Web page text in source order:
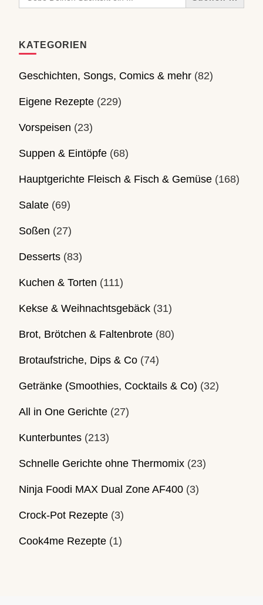
for:
KATEGORIEN
Geschichten, Songs, Comics & mehr (82)
Eigene Rezepte (229)
Vorspeisen (23)
Suppen & Eintöpfe (68)
Hauptgerichte Fleisch & Fisch & Gemüse (168)
Salate (69)
Soßen (27)
Desserts (83)
Kuchen & Torten (111)
Kekse & Weihnachtsgebäck (31)
Brot, Brötchen & Faltenbrote (80)
Brotaufstriche, Dips & Co (74)
Getränke (Smoothies, Cocktails & Co) (32)
All in One Gerichte (27)
Kunterbuntes (213)
Schnelle Gerichte ohne Thermomix (23)
Ninja Foodi MAX Dual Zone AF400 (3)
Crock-Pot Rezepte (3)
Cook4me Rezepte (1)